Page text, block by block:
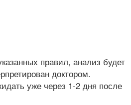
правил, анализ будет
доктором.
уже через 1-2 дня после